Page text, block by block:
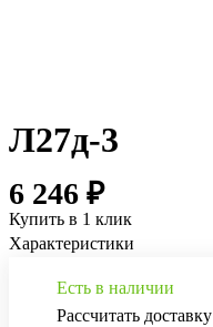
Л27д-3
6 246 ₽
Купить в 1 клик
Характеристики
Есть в наличии
Рассчитать доставку